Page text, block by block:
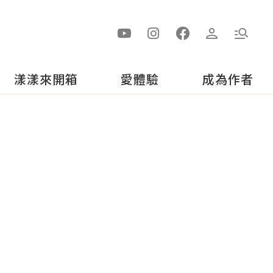
漾漾來開箱 愛體驗 成為作者